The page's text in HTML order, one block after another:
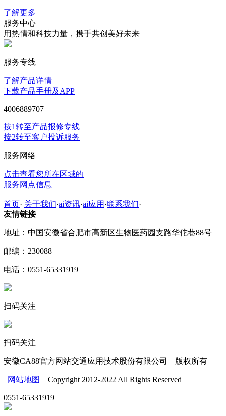
了解更多
服务中心
用热情和科技力量，携手共创美好未来
服务专线
了解产品详情
下载产品手册及APP
4006889707
按1转至产品报修专线
按2转至客户投诉服务
服务网络
点击查看您所在区域的
服务网点信息
首页· 关于我们·ai资讯·ai应用 ·联系我们·
友情链接
地址：中国安徽省合肥市高新区生物医药园支路华佗巷88号
邮编：230088
电话：0551-65331919
扫码关注
扫码关注
安徽CA88官方网站交通应用技术股份有限公司 版权所有
网站地图 Copyright 2012-2022 All Rights Reserved
0551-65331919